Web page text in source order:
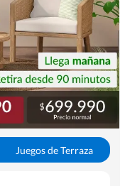
Juegos de Terraza